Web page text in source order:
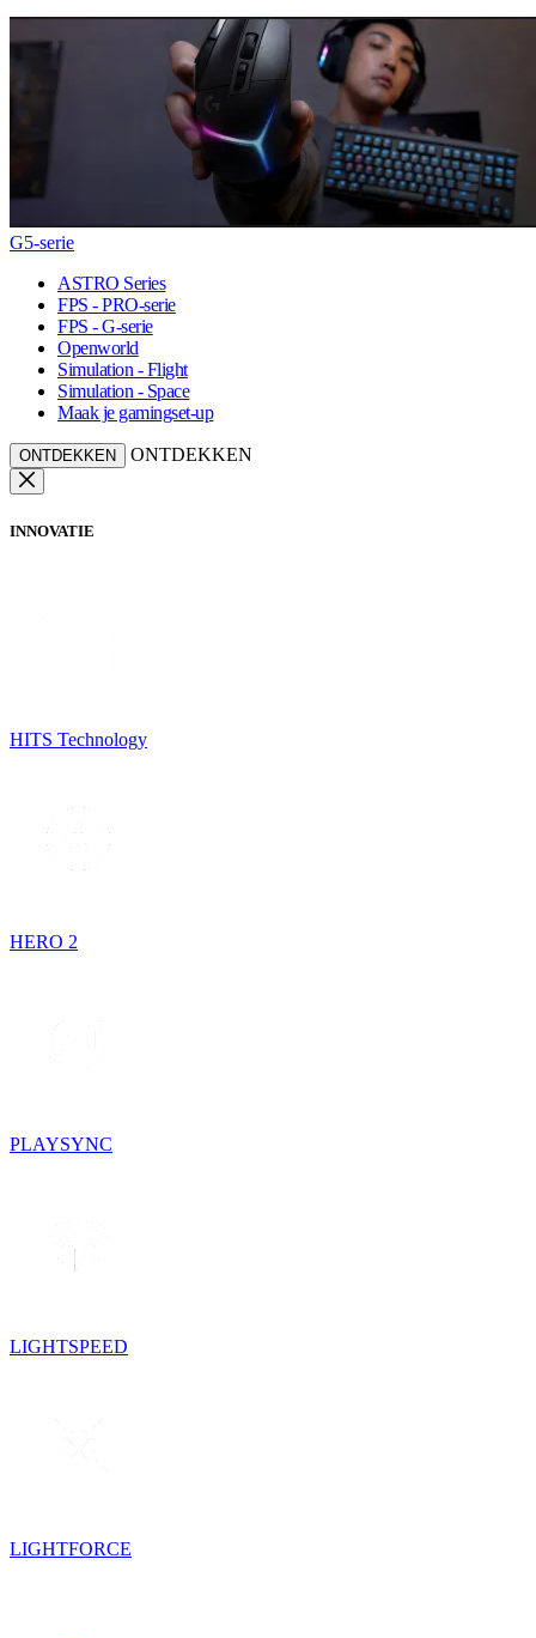
G5-serie
ASTRO Series
FPS - PRO-serie
FPS - G-serie
Openworld
Simulation - Flight
Simulation - Space
Maak je gamingset-up
ONTDEKKEN ONTDEKKEN
INNOVATIE
HITS Technology
HERO 2
PLAYSYNC
LIGHTSPEED
LIGHTFORCE